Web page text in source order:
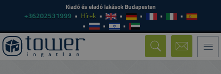
Kiadó és eladó lakások Budapesten
+36202531999 Hírek